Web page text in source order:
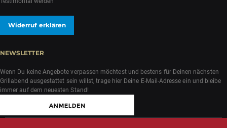
Widerruf erklären
NEWSLETTER
Wenn Du keine Angebote verpassen möchtest und bestens für Deinen nächsten
Grillabend ausgestattet sein willst, trage hier Deine E-Mail-Adresse ein und bleibe
immer auf dem neuesten Stand!